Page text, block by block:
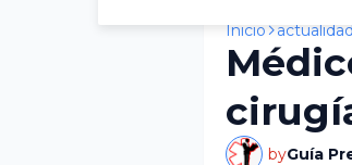
Inicio actualidad
byGuía